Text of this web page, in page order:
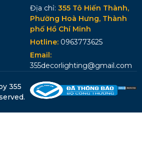
Địa chỉ: 355 Tô Hiến Thành,
Phường Hoà Hưng, Thành
phố Hồ Chí Minh
Hotline: 0963773625
Email:
355decorlighting@gmail.com
355